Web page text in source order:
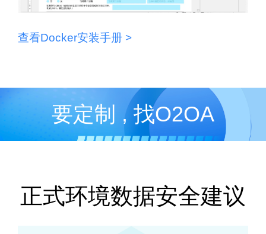
查看Docker安装手册 >
要定制 , 找O2OA
正式环境数据安全建议